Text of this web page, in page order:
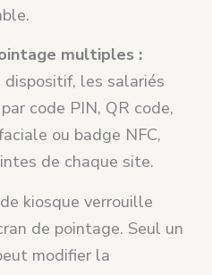
multiples :
dispositif, les salariés
code PIN, QR code,
ou badge NFC,
de chaque site.
kiosque verrouille
de pointage. Seul un
modifier la